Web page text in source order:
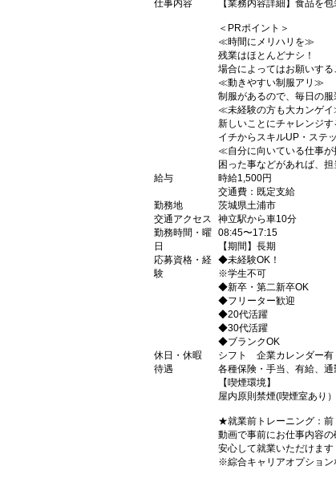
仕事内容
【業務内容詳細】食品
＜PRポイント＞
≪時間にメリハリを≫
残業はほとんどナシ！
場合によってはお願いす
≪動きやすい制服アリ≫
制服があるので、毎日の服
≪未経験の方も大カンゲ
新しいことにチャレンジ
イチからスキルUP・ステ
≪自分に向いている仕事
困った事などがあれば、
給与
時給1,500円
交通費：既定支給
勤務地
茨城県土浦市
交通アクセス
神立駅から車10分
勤務時間・曜
日
08:45〜17:15
【期間】長期
応募資格・経
験
◆未経験OK！
※学生不可
◆新卒・第二新卒OK
◆フリーター歓迎
◆20代活躍
◆30代活躍
◆ブランクOK
休日・休暇
シフト 企業カレンダー
待遇
各種保険・手当、有給、
【喫煙環境】
屋内原則禁煙(喫煙室あり）
★就業前トレーニング：
動画で事前にお仕事内容
安心して就業いただけます
※綜合キャリアオプション